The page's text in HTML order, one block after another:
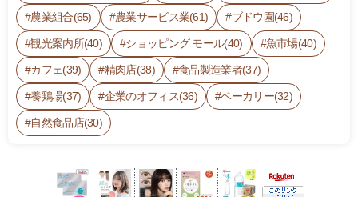
農業組合(65) 農業サービス業(61) ブドウ園(46)
観光案内所(40) ショッピング モール(40) 魚市場(40)
カフェ(39) 精肉店(38) 食品製造業者(37)
養鶏場(37) 企業のオフィス(36) ベーカリー(32)
自然食品店(30)